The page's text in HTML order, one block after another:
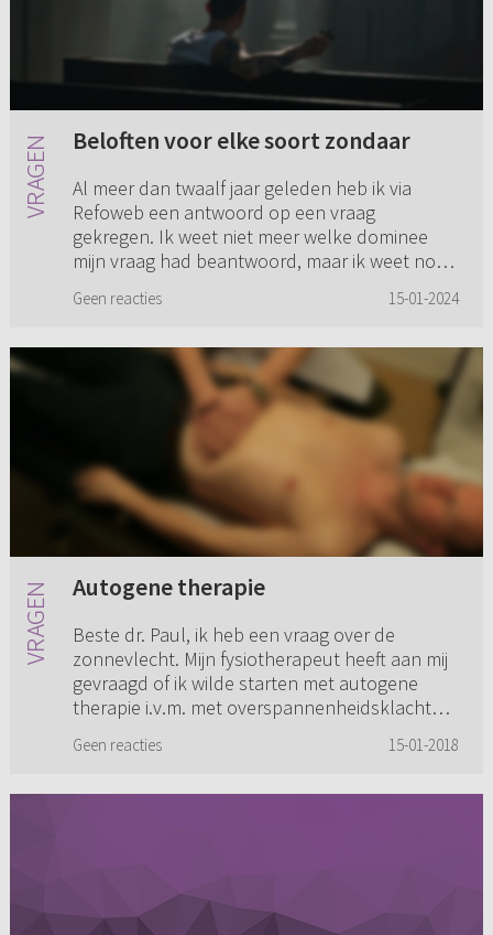
Beloften voor elke soort zondaar
Al meer dan twaalf jaar geleden heb ik via
Refoweb een antwoord op een vraag
gekregen. Ik weet niet meer welke dominee
mijn vraag had beantwoord, maar ik weet nog
Geen reacties 15-01-2024
Autogene therapie
Beste dr. Paul, ik heb een vraag over de
zonnevlecht. Mijn fysiotherapeut heeft aan mij
gevraagd of ik wilde starten met autogene
therapie i.v.m. met overspannenheidsklachten
Geen reacties 15-01-2018